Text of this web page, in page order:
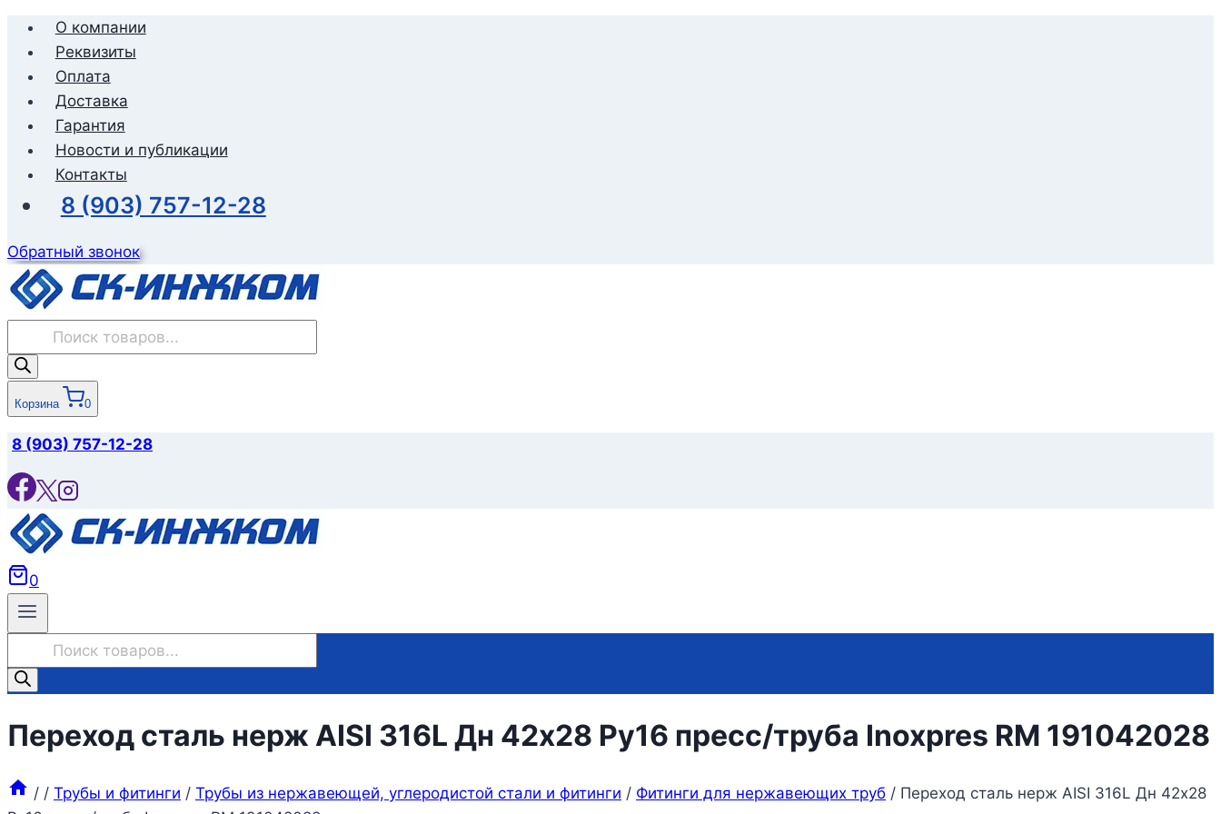
Перейти
содержимому
О компании
Реквизиты
Оплата
Доставка
Гарантия
Новости и публикации
Контакты
8 (903) 757-12-28
Обратный звонок
товаров
Корзина 0
8 (903) 757-12-28
0
товаров
Переход сталь нерж AISI 316L Дн 42х28 Ру16 пресс/труба Inoxpres RM 191042028
/ / Трубы и фитинги / Трубы из нержавеющей, углеродистой стали и фитинги / Фитинги для нержавеющих труб / Переход сталь нерж AISI 316L Дн 42х28